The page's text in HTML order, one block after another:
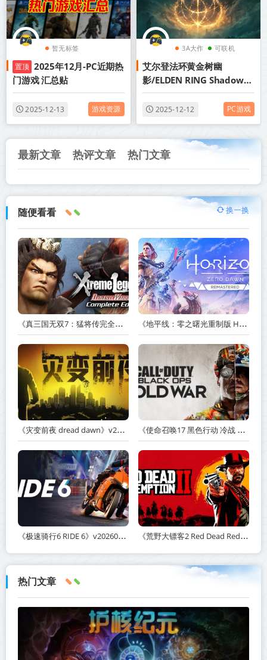
暂无标签
置顶 2025年12月-PC近期热
门游戏 汇总贴
2025-12-13 游戏资源
3A大作 可联机
魂类
艾尔登法环黄金树幽
影/ELDEN RING Shadow
of the Erdtree 单机+联机
v1.16.1+MOD+存档+修改
器 中文版网盘下载
2025-12-12 PC游戏
最新文章 热评文章 热门文章
随便看看 换一换
《真三国无双7：猛将传完全版 DYNASTY WARRIORS 7: Xtreme Legends Complete Edition》Build.3602035-免安装中文版【PC/手机双端】丨中文版 《地平线：零之曙光重制版 Horizon Zero Dawn Remastered》v1.5.89.0-送修改器丨中文版网盘下载
《灾变前夜 dread dawn》v20260530-免安装中文版丨中文版网盘下载 《使命召唤17 黑色行动 冷战 Call of Duty: Black Ops Cold War》v1.34.1.15931218-全DLC+送修改器丨中文版网盘下载
《极速骑行6 RIDE 6》v20260511-免安装中文版丨中文版网盘下载 《荒野大镖客2 Red Dead Redemption 2》v1491.50-打包mod+送修改器丨中文版网盘下载
热门文章